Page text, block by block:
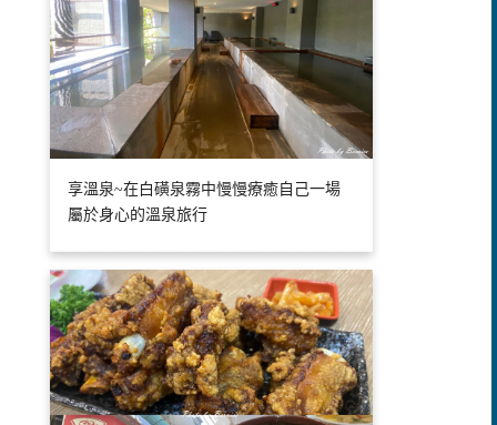
享溫泉~在白磺泉霧中慢慢療癒自己一場
屬於身心的溫泉旅行